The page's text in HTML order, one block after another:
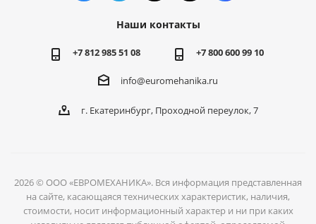
Наши контакты
+7 812 985 51 08 +7 800 600 99 10
info@euromehanika.ru
г. Екатеринбург, Проходной переулок, 7
2026 © ООО «ЕВРОМЕХАНИКА». Вся информация представленная
на сайте, касающаяся технических характеристик, наличия,
стоимости, носит информационный характер и ни при каких